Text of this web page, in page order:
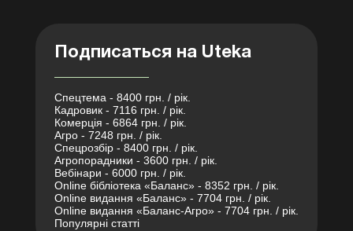
Подписаться на Uteka
Спецтема - 8400 грн. / рік.
Кадровик - 7116 грн. / рік.
Комерція - 6864 грн. / рік.
Агро - 7248 грн. / рік.
Спецрозбір - 8400 грн. / рік.
Агропорадники - 3600 грн. / рік.
Вебінари - 6000 грн. / рік.
Online бібліотека «Баланс» - 8352 грн. / рік.
Online видання «Баланс» - 7704 грн. / рік.
Online видання «Баланс-Агро» - 7704 грн. / рік.
Популярні статті